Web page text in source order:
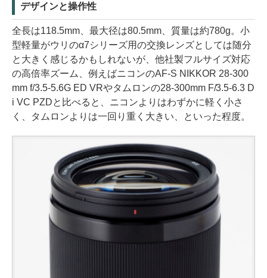
デザインと操作性
全長は118.5mm、最大径は80.5mm、質量は約780g。小
型軽量がウリのα7シリーズ用の交換レンズとしては随分
と大きく感じるかもしれないが、他社製フルサイズ対応
の高倍率ズーム、例えばニコンのAF-S NIKKOR 28-300
mm f/3.5-5.6G ED VRやタムロンの28-300mm F/3.5-6.3 D
i VC PZDと比べると、ニコンよりはわずかに軽く小さ
く、タムロンよりは一回り重く大きい、といった程度。